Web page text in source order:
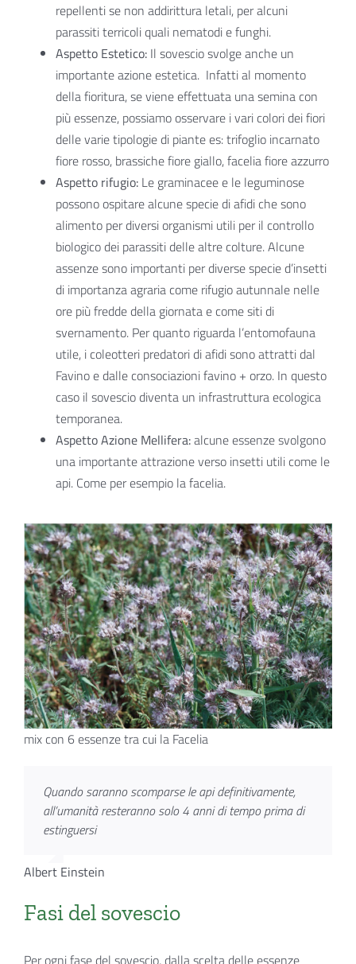
repellenti se non addirittura letali, per alcuni
parassiti terricoli quali nematodi e funghi.
Aspetto Estetico: Il sovescio svolge anche un
importante azione estetica. Infatti al momento
della fioritura, se viene effettuata una semina con
più essenze, possiamo osservare i vari colori dei fiori
delle varie tipologie di piante es: trifoglio incarnato
fiore rosso, brassiche fiore giallo, facelia fiore azzurro
Aspetto rifugio: Le graminacee e le leguminose
possono ospitare alcune specie di afidi che sono
alimento per diversi organismi utili per il controllo
biologico dei parassiti delle altre colture. Alcune
assenze sono importanti per diverse specie d’insetti
di importanza agraria come rifugio autunnale nelle
ore più fredde della giornata e come siti di
svernamento. Per quanto riguarda l’entomofauna
utile, i coleotteri predatori di afidi sono attratti dal
Favino e dalle consociazioni favino + orzo. In questo
caso il sovescio diventa un infrastruttura ecologica
temporanea.
Aspetto Azione Mellifera:alcune essenze svolgono
una importante attrazione verso insetti utili come le
api. Come per esempio la facelia.
mix con 6 essenze tra cui la Facelia
Quando saranno scomparse le apidefinitivamente,
all’umanitàresteranno solo 4 anni di tempoprima di
estinguersi
Albert Einstein
Fasi del sovescio